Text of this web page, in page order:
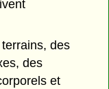
des
des
et